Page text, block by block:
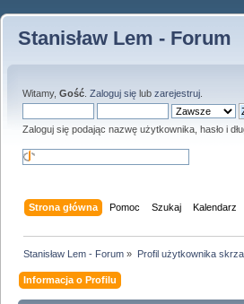
Stanisław Lem - Forum
Witamy, Gość Zaloguj się lub zarejestruj
Zaloguj się podając nazwę użytkownika, hasło i
Strona główna Pomoc Szukaj Kalendarz
Stanisław Lem - Forum » Profil użytkownika
Informacja o Profilu